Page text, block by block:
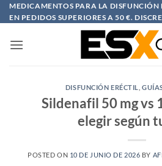
Saltar
al
MEDICAMENTOS PARA LA DISFUNCIÓN
EN PEDIDOS SUPERIORES A 50 €.
DISFUNCIÓN ERÉCTIL ,
Sildenafil 50 mg vs
elegir según
POSTED ON 10 DE JUNIO DE 2026 BY